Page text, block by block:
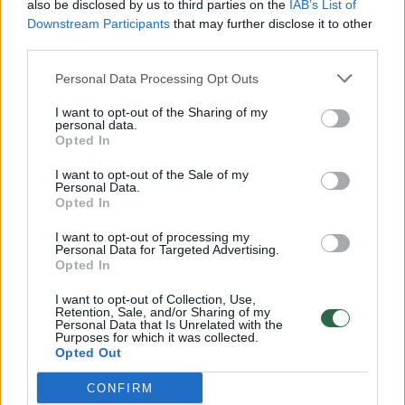
also be disclosed by us to third parties on the IAB’s List of
Downstream Participants that may further disclose it to other
Personal Data Processing Opt Outs
I want to opt-out of the Sharing of my
personal data.
Opted In
I want to opt-out of the Sale of my
Personal Data.
Opted In
I want to opt-out of processing my
Personal Data for Targeted Advertising.
Opted In
I want to opt-out of Collection, Use,
Retention, Sale, and/or Sharing of my
Personal Data that Is Unrelated with the
Purposes for which it was collected.
Opted Out
CONFIRM
Žinios | Lietuvos diena
Savaitės vidurys nusimato karštas: temperatūra kils iki
Žinios | Orai
00:15:54
V. Zalužno pasisakymą laiko bandymu įsitvirtinti
Ukrainos politikoje: jis yra neteisus
Laidos | Nauja diena
Nufilmavo, kaip patvino Vilniaus Vakarinis aplinkkelis:
vaizdas pribloškia
Žinios | Lietuvos diena